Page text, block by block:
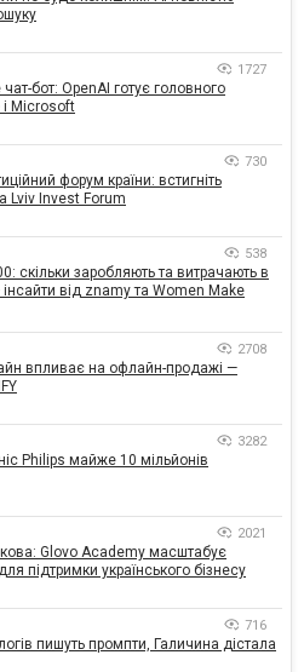
1727
бот: OpenAI готує головного
і Microsoft
730
форум країни: встигніть
Lviv Invest Forum
538
скільки заробляють та витрачають в
від znamy та Women Make
2708
впливає на офлайн-продажі —
3282
Philips майже 10 мільйонів
2021
Glovo Academy масштабує
підтримки українського бізнесу
716
пишуть промпти, Галичина дістала